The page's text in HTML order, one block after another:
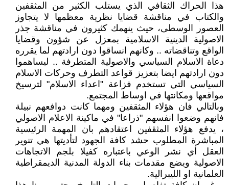
هذا الحراك الثقافي الذي يستلب الكثير من المثقفين
والكتاب في مناقشة قضايا نظرية معظمها لا يتجاوز
العصور الوسطى، حيث ينهمك كثيرون في مناقشة جذر
الاصولية الدينية الاسلامية بمعزل عن شؤون وقضايا
الواقع وتناقضاته .. وكانهم انساقوا دون ارادتهم لما يقرره
دعاة الاسلام السياسي والاصولية المتطرفة .. ليساهموا
دون ارادتهم ايضا بتعزيز قواعد التطرف وحركات الاسلام
السياسي التي تستخدم فزاعة "اعداء الاسلام" لترسيخ
مواقعها ومكانتها في اوساط المجتمع.
وبالتالي فان هؤلاء المثقفين ومهما كانت دوافعهم نبيلة
فانهم وضعوا انفسهم "ذراعا" في ماكينة الاعلام الاصولي
، يدفع هؤلاء المثقفين اعتقادهم بان المهمة الرئيسية
المباشرة المطلوب حشد كافة الجهود لتأديتها هي تنوير
العقل أي نشر الوعي باعتباره كفيلا بلجم الاتجاهات
الاصولية ويضع مقدمات بناء الدولة المدنية الديمقراطية
العلمانية او الليبرالية.